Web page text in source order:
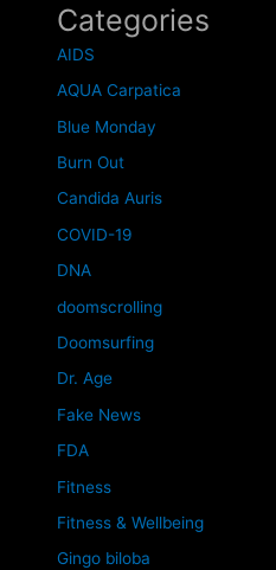
Categories
AIDS
AQUA Carpatica
Blue Monday
Burn Out
Candida Auris
COVID-19
DNA
doomscrolling
Doomsurfing
Dr. Age
Fake News
FDA
Fitness
Fitness & Wellbeing
Gingo biloba